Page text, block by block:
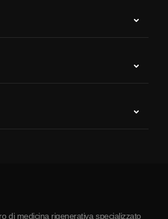
di medicina rigenerativa specializzato